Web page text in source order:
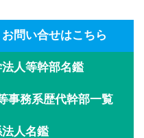
問い合せはこちら
人等幹部名鑑
事務系歴代幹部一覧
人名鑑